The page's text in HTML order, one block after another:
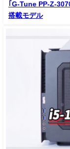
｢G-Tune PP-Z-
搭載モデル